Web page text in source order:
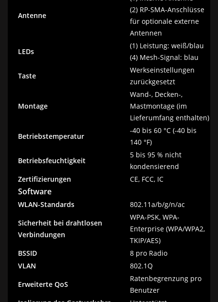
Antenne
(2) RP-SMA-Anschlüsse
für optionale externe
Antennen
LEDs
(1) Leistung: weiß/blau
(4) Mesh-Signal: blau
Taste
Werkseinstellungen
zurückgesetzt
Montage
Wand-, Decken-,
Mastmontage (im
Lieferumfang enthalten)
Betriebstemperatur
-40 bis 60 °C (-40 bis
140 °F)
Betriebsfeuchtigkeit
5 bis 95 % nicht
kondensierend
Zertifizierungen
CE, FCC, IC
Software
WLAN-Standards
802.11a/b/g/n/ac
Sicherheit bei drahtlosen
Verbindungen
WPA-PSK, WPA-
Enterprise (WPA/WPA2,
TKIP/AES)
BSSID
8 pro Radio
VLAN
802.1Q
Erweiterte QoS
Ratenbegrenzung pro
Benutzer